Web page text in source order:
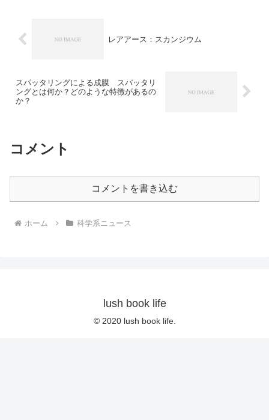
レアアース：スカンジウム
スパッタリングによる成膜 スパッタリ
ングとは何か？どのような特徴があるの
か？
コメント
コメントを書き込む
ホーム 科学系ニュース
lush book life
© 2020 lush book life.